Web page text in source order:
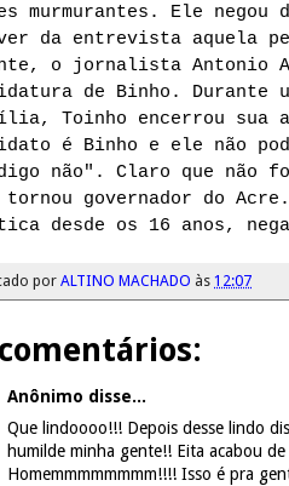
murmurantes. Ele
da entrevista aquela
o jornalista Antonio
de Binho. Durante
Toinho encerrou sua
é Binho e ele não
não". Claro que não
tornou governador do
desde os 16 anos,
porALTINO MACHADO às 12:07
Anônimo disse...
Que lindoooo!!! Depois desse lindo
humilde minha gente!! Eita acabou
Homemmmmmmmm!!!! Isso é pra